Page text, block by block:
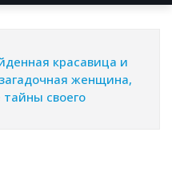
красавица и
женщина,
своего